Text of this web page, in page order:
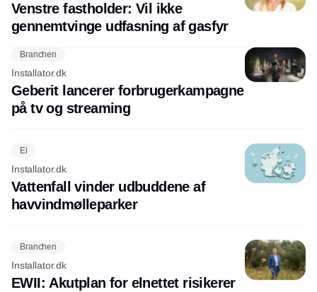
Venstre fastholder: Vil ikke
gennemtvinge udfasning af gasfyr
Branchen
Installator.dk
Geberit lancerer forbrugerkampagne
på tv og streaming
El
Installator.dk
Vattenfall vinder udbuddene af
havvindmølleparker
Branchen
Installator.dk
EWII: Akutplan for elnettet risikerer